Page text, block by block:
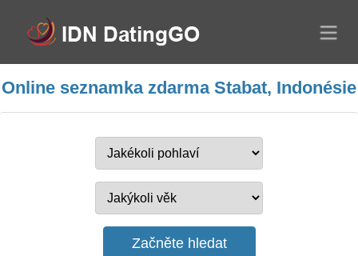
Online seznamka zdarma Stabat, Indonésie